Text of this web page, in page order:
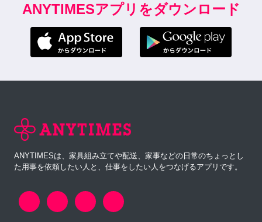
ANYTIMESアプリをダウンロード
ANYTIMESは、家具組み立てや配送、家事などの日常のちょっとし
た用事を依頼したい人と、仕事をしたい人をつなげるアプリです。